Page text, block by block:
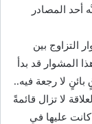
أحد المصادر
التزاوج بين
المشوار قد بدأ
لا رجعة فيه..
لا تزال قائمةً
كانت عليها في